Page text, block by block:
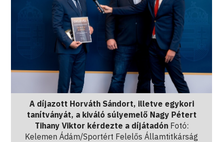
A díjazott Horváth Sándort, illetve egykori
tanítványát, a kiváló súlyemelő Nagy Pétert
Tihany Viktor kérdezte a díjátadónFotó:
Kelemen Ádám/Sportért Felelős Államtitkárság